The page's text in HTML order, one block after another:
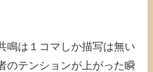
鳴は１コマしか描写は無い
のテンションが上がった瞬